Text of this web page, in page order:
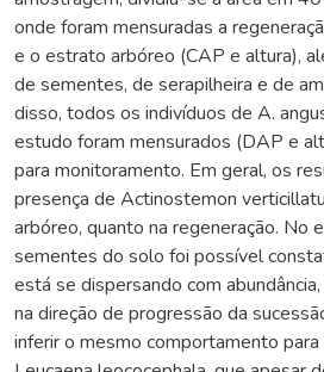
onde foram mensuradas a
e o estrato arbóreo (CAP e altura),
de sementes, de serapilheira e de
disso, todos os indivíduos de A.
estudo foram mensurados (DAP e
para monitoramento. Em geral, os
presença de Actinostemon
arbóreo, quanto na regeneração. No
sementes do solo foi possível
está se dispersando com
na direção de progressão da
inferir o mesmo comportamento para